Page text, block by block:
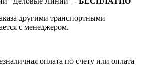
другими транспортными
с менеджером.
оплата по счету или оплата